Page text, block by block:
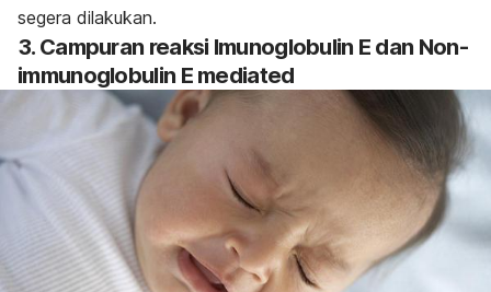
segera dilakukan.
3. Campuran reaksi Imunoglobulin E dan Non-
immunoglobulin E mediated